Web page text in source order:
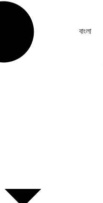
বাংলা